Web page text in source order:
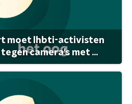
moet lhbti-activisten
camera's met ...